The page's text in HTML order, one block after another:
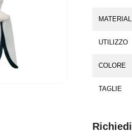
UTILIZZO
COLORE
TAGLIE